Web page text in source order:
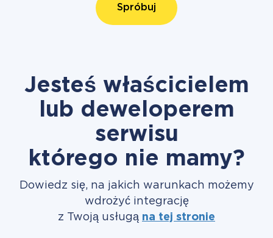
Spróbuj
Jesteś właścicielem
lub deweloperem
serwisu
którego nie mamy?
Dowiedz się, na jakich warunkach możemy
wdrożyć integrację
z Twoją usługą na tej stronie